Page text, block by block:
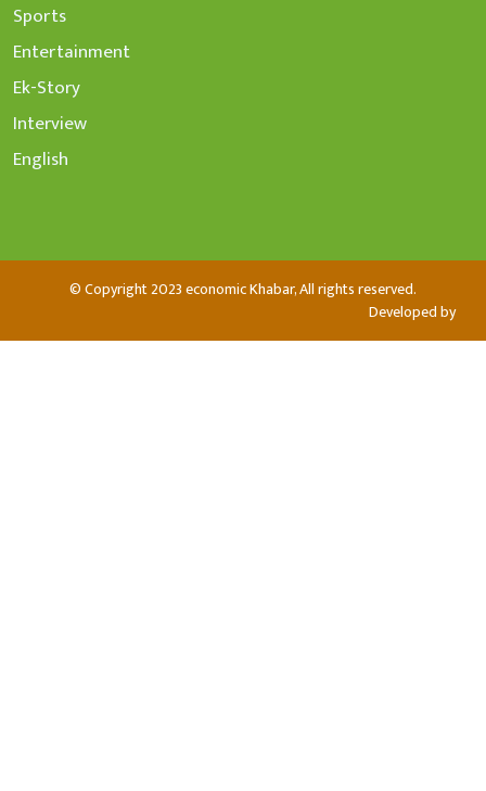
Sports
Entertainment
Ek-Story
Interview
English
© Copyright 2023 economic Khabar, All rights reserved.
Developed by